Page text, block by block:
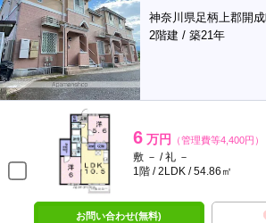
神奈川県足柄上郡開
2階建 / 築21年
6 万円 （管理費等4,400円）
敷 － / 礼 －
1階 / 2LDK / 54.86㎡
お問い合わせ(無料)